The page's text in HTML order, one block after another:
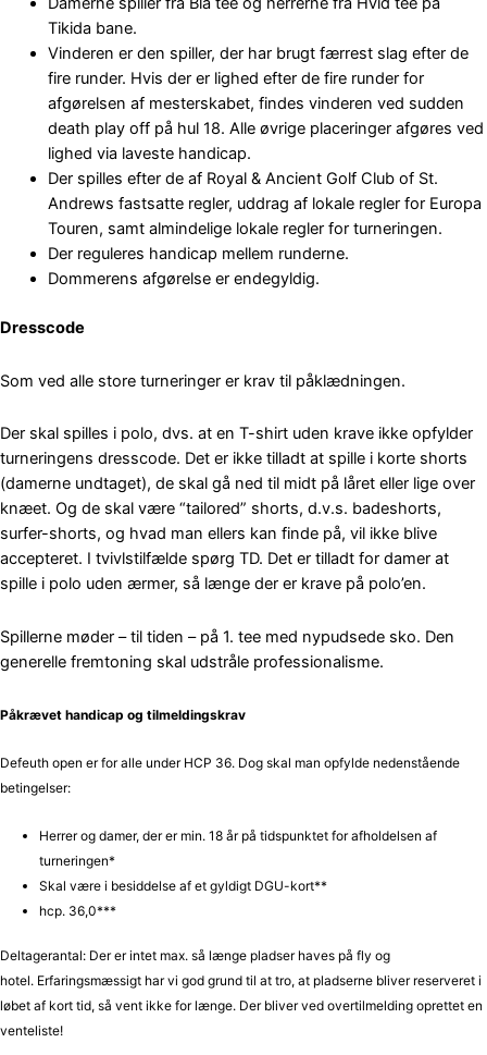
Tikida bane.
Vinderen er den spiller, der har brugt færrest slag efter de
fire runder. Hvis der er lighed efter de fire runder for
afgørelsen af mesterskabet, findes vinderen ved sudden
death play off på hul 18. Alle øvrige placeringer afgøres ved
lighed via laveste handicap.
Der spilles efter de af Royal & Ancient Golf Club of St.
Andrews fastsatte regler, uddrag af lokale regler for Europa
Touren, samt almindelige lokale regler for turneringen.
Der reguleres handicap mellem runderne.
Dommerens afgørelse er endegyldig.
Dresscode
Som ved alle store turneringer er krav til påklædningen.
Der skal spilles i polo, dvs. at en T-shirt uden krave ikke opfylder
turneringens dresscode. Det er ikke tilladt at spille i korte shorts
(damerne undtaget), de skal gå ned til midt på låret eller lige over
knæet. Og de skal være “tailored” shorts, d.v.s. badeshorts,
surfer-shorts, og hvad man ellers kan finde på, vil ikke blive
accepteret. I tvivlstilfælde spørg TD. Det er tilladt for damer at
spille i polo uden ærmer, så længe der er krave på polo’en.
Spillerne møder – til tiden – på 1. tee med nypudsede sko. Den
generelle fremtoning skal udstråle professionalisme.
Påkrævet handicap og tilmeldingskrav
Defeuth open er for alle under HCP 36. Dog skal man opfylde nedenstående
betingelser:
Herrer og damer, der er min. 18 år på tidspunktet for afholdelsen af
turneringen*
Skal være i besiddelse af et gyldigt DGU-kort**
hcp. 36,0***
Deltagerantal: Der er intet max. så længe pladser haves på fly og
hotel. Erfaringsmæssigt har vi god grund til at tro, at pladserne bliver reserveret i
løbet af kort tid, så vent ikke for længe. Der bliver ved overtilmelding oprettet en
venteliste!